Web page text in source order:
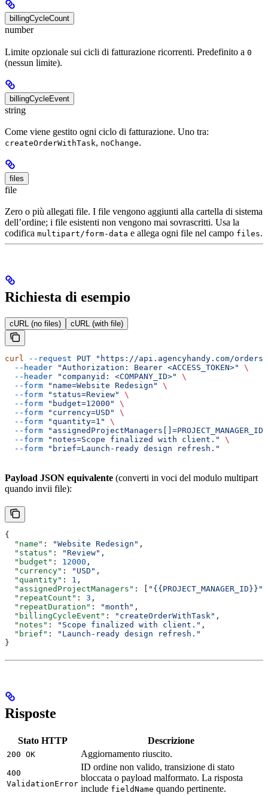
billingCycleCount
number
Limite opzionale sui cicli di fatturazione ricorrenti. Predefinito a 0
(nessun limite).
billingCycleEvent
string
Come viene gestito ogni ciclo di fatturazione. Uno tra:
createOrderWithTask, noChange.
files
file
Zero o più allegati file. I file vengono aggiunti alla cartella di sistema
dell’ordine; i file esistenti non vengono mai sovrascritti. Usa la
codifica multipart/form-data e allega ogni file nel campo files.
Richiesta di esempio
cURL (no files) cURL (with file)
curl --request PUT "https://api.agencyhandy.com/
  --header
"Authorization: Bearer <ACCESS_TOKEN>"
\
  --header
"companyid: <COMPANY_ID>"
\
  --form
"name=Website Redesign"
\
  --form
"status=Review"
\
  --form
"budget=12000"
\
  --form
"currency=USD"
\
  --form
"quantity=1"
\
  --form
"assignedProjectManagers[]=PROJECT_MANAGER_ID"
  --form
"notes=Scope finalized with client."
\
  --form
"brief=Launch-ready design refresh."
Payload JSON equivalente (converti in voci del modulo multipart
quando invii file):
{
  "name"
: "Website Redesign" ,
  "status"
: "Review" ,
  "budget"
: 12000 ,
  "currency"
: "USD" ,
  "quantity"
: 1 ,
  "assignedProjectManagers"
: [ "{{PROJECT_MANAGER_ID}}"
  "repeatCount"
: 3 ,
  "repeatDuration"
: "month" ,
  "billingCycleEvent"
: "createOrderWithTask" ,
  "notes"
: "Scope finalized with client." ,
  "brief"
:
"Launch-ready design refresh."
}
Risposte
Stato HTTP Descrizione
200 OK Aggiornamento riuscito.
400
ValidationError
ID ordine non valido, transizione di stato
bloccata o payload malformato. La risposta
include fieldName quando pertinente.